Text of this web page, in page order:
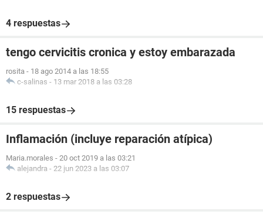
4 respuestas
tengo cervicitis cronica y estoy embarazada
rosita - 18 ago 2014 a las 18:55
c-salinas - 13 mar 2018 a las 03:28
15 respuestas
Inflamación (incluye reparación atípica)
Maria.morales - 20 oct 2019 a las 03:21
alejandra - 22 jun 2023 a las 03:07
2 respuestas